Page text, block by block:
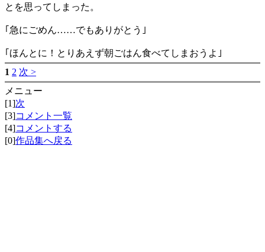
とを思ってしまった。
｢急にごめん……でもありがとう｣
｢ほんとに！とりあえず朝ごはん食べてしまおうよ｣
1 2 次 >
メニュー
[1]次
[3]コメント一覧
[4]コメントする
[0]作品集へ戻る